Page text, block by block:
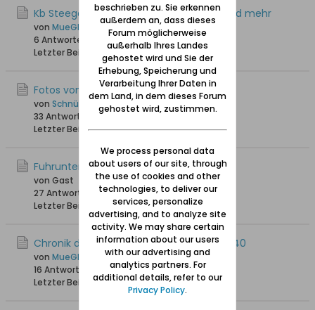
Kb Steegen - Taufen von 1678 bis 1710 und mehr
von MueGlo
6 Antworten
6.485 Hits0 Likes
Letzter Beitrag
30.10.2022, 17:29
Fotos von Steegen
von Schnüpperle
33 Antworten
48.503 Hits
0 Likes
Letzter Beitrag25.10.2021, 07:48
Fuhrunternehmen Grabowski
von Gast
27 Antworten
29.086 Hits0 Likes
Letzter Beitrag
21.07.2021, 03:20
Chronik der Kirche von Steegen 1650 - 1940
von MueGlo
16 Antworten
24.519 Hits0 Likes
Letzter Beitrag21.10.2020, 19:58
beschrieben zu. Sie erkennen
außerdem an, dass dieses
Forum möglicherweise
außerhalb Ihres Landes
gehostet wird und Sie der
Erhebung, Speicherung und
Verarbeitung Ihrer Daten in
dem Land, in dem dieses Forum
gehostet wird, zustimmen.
We process personal data
about users of our site, through
the use of cookies and other
technologies, to deliver our
services, personalize
advertising, and to analyze site
activity. We may share certain
information about our users
with our advertising and
analytics partners. For
additional details, refer to our
Privacy Policy.